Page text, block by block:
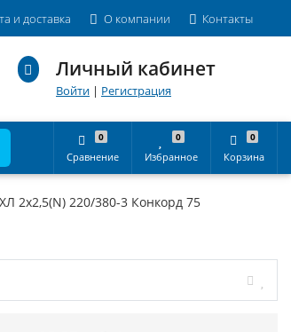
и доставка О компании Контакты
Личный кабинет
Войти | Регистрация
0
Сравнение
0
Избранное
0
Корзина
2х2,5(N) 220/380-3 Конкорд 75